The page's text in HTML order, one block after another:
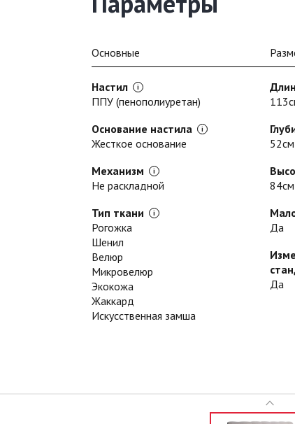
Основные
Настил
ППУ (пенополиуретан)
Основание настила
Жесткое основание
Механизм
Не раскладной
Тип ткани
Рогожка
Шенил
Велюр
Микровелюр
Экокожа
Жаккард
Искусственная замша
52см
84см
Да
Да